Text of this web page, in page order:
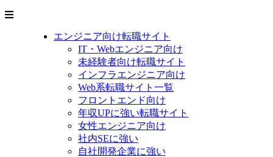
エンジニア向け転職サイト
IT・Webエンジニア向け
未経験者向け転職サイト
インフラエンジニア向け
Web系転職サイト一覧
フロントエンド向け
年収UPに強い転職サイト
女性エンジニア向け
社内SEに強い
自社開発企業に強い